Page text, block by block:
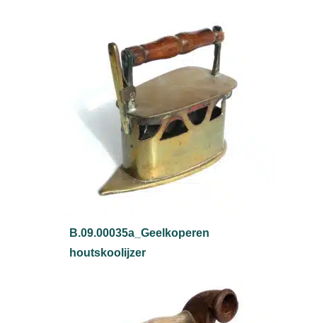
B.09.00035a_Geelkoperen
houtskoolijzer